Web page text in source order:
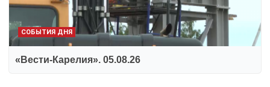
СОБЫТИЯ ДНЯ
«Вести-Карелия». 05.08.26